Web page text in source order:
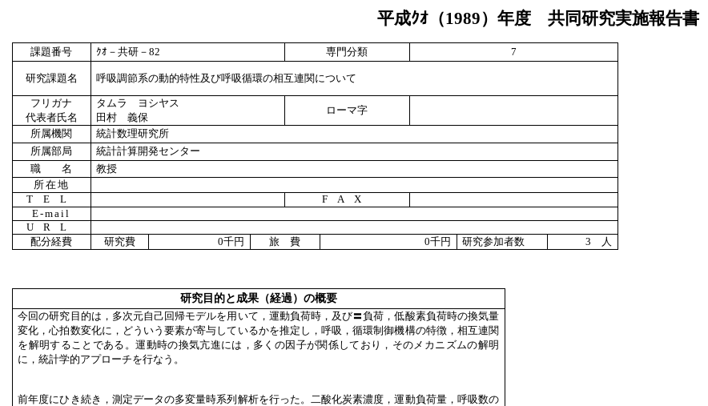
平成ｸｵ （1989）年度 共同研究実施報告書
課題番号 ｸｵ －共研－82 専門分類 7
研究課題名 呼吸調節系の動的特性及び呼吸循環の相互連関について
フリガナ
代表者氏名
タムラ ヨシヤス
田村 義保
ローマ字
所属機関
統計数理研究所
所属部局
統計計算開発センター
職 名
教授
所在地
TEL
FAX
E-mail
URL
配分経費
研究費 0千円 旅 費 0千円 研究参加者数 3 人
研究目的と成果（経過）の概要
今回の研究目的は，多次元自己回帰モデルを用いて，運動負荷時，及び〓負荷，低酸素負荷時の換気量
変化，心拍数変化に，どういう要素が寄与しているかを推定し，呼吸，循環制御機構の特徴，相互連関
を解明することである。運動時の換気亢進には，多くの因子が関係しており，そのメカニズムの解明
に，統計学的アプローチを行なう。
前年度にひき続き，測定データの多変量時系列解析を行った。二酸化炭素濃度，運動負荷量，呼吸数の